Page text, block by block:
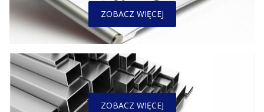
ZOBACZ WIĘCEJ
ZOBACZ WIĘCEJ